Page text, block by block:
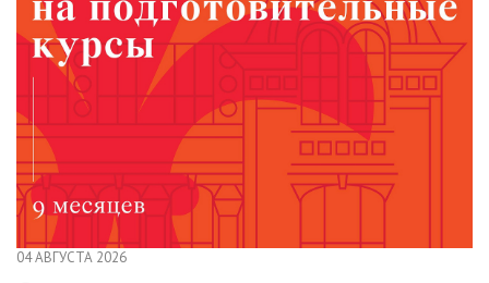
04 АВГУСТА 2026